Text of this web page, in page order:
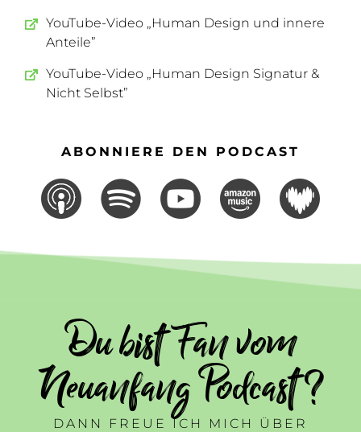
YouTube-Video „Human Design und innere
Anteile”
YouTube-Video „Human Design Signatur &
Nicht Selbst”
ABONNIERE DEN PODCAST
Du bist Fan vom
Neuanfang Podcast ?
DANN FREUE ICH MICH ÜBER